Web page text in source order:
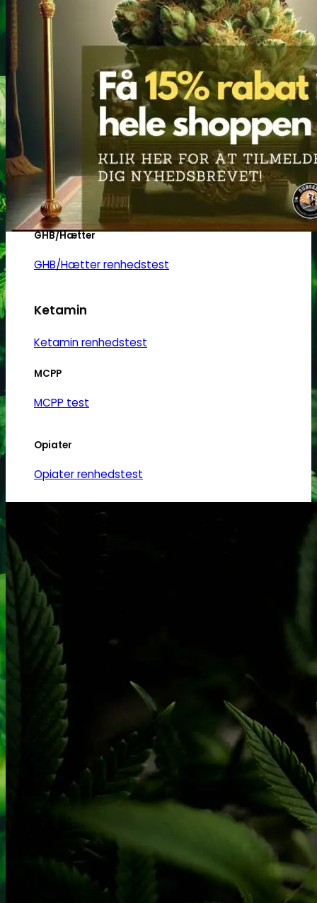
Badesalte
Badesalte renhedstest
LSD
LSD renhedstest
Benzodiazepiner
Benzoer renhedstest
GHB/Hætter
GHB/Hætter renhedstest
Ketamin
Ketamin renhedstest
MCPP
MCPP test
Opiater
Opiater renhedstest
THC/Cannabinoider
Robadope
Robadope tests
Simons tests
Test af primære aminer
URIN TESTS
Multi urin test - 3 stoffer
Multi urin test - 10 stoffer
THC urin test - 25ng/ml